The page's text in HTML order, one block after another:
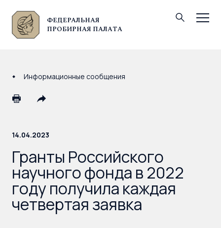
ФЕДЕРАЛЬНАЯ
ПРОБИРНАЯ ПАЛАТА
© Федеральная пробирная палата, 2026
Информационные сообщения
14.04.2023
Гранты Российского
научного фонда в 2022
году получила каждая
четвертая заявка